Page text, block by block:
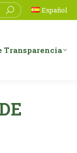
Español
Transparencia